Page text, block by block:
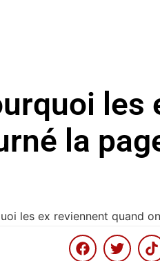
les
la
les ex reviennent quand